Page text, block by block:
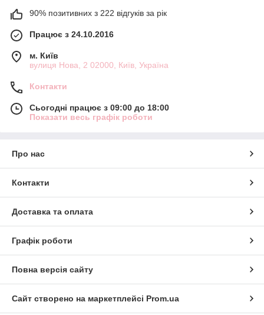
90% позитивних з 222 відгуків за рік
Працює з 24.10.2016
м. Київ
вулиця Нова, 2 02000, Київ, Україна
Контакти
Сьогодні працює з 09:00 до 18:00
Показати весь графік роботи
Про нас
Контакти
Доставка та оплата
Графік роботи
Повна версія сайту
Сайт створено на маркетплейсі Prom.ua